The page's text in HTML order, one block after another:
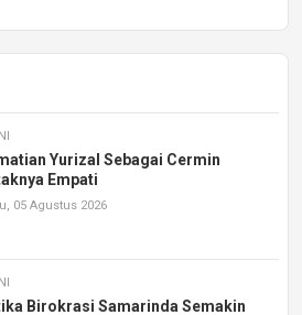
Yurizal Sebagai Cermin
Empati
05 Agustus 2026
Birokrasi Samarinda Semakin